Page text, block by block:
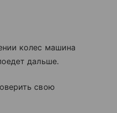
колес машина
дальше.
свою